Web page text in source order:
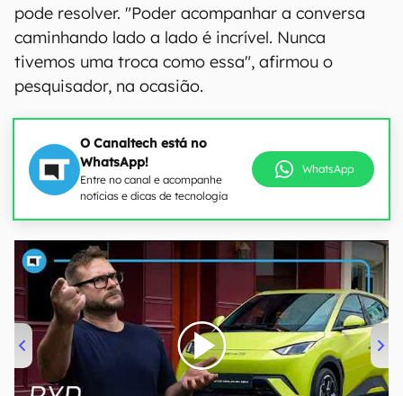
pode resolver. "Poder acompanhar a conversa
caminhando lado a lado é incrível. Nunca
tivemos uma troca como essa", afirmou o
pesquisador, na ocasião.
O Canaltech está no
WhatsApp!
Entre no canal e acompanhe
notícias e dicas de tecnologia
WhatsApp